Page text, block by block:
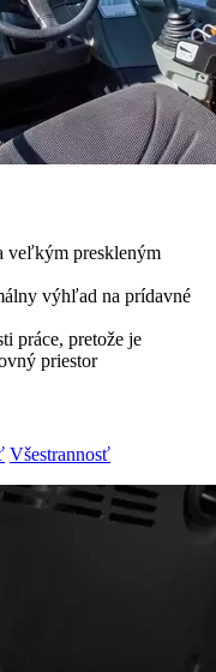
veľkým preskleným
výhľad na prídavné
práce, pretože je
priestor
Všestrannosť